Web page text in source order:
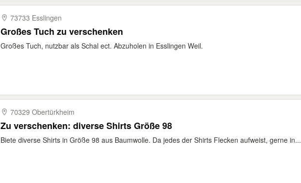
73733 Esslingen
Großes Tuch zu verschenken
Großes Tuch, nutzbar als Schal ect. Abzuholen in Esslingen Weil.
70329 Obertürkheim
Zu verschenken: diverse Shirts Größe 98
Biete diverse Shirts in Größe 98 aus Baumwolle. Da jedes der Shirts Flecken aufweist, gerne in...